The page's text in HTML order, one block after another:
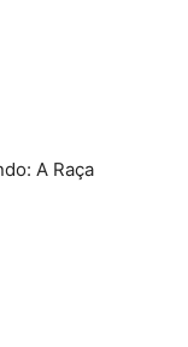
A Raça